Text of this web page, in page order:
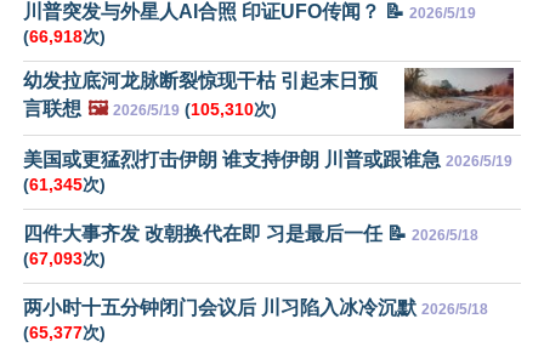
川普突发与外星人AI合照 印证UFO传闻？ 📝 2026/5/19
(66,918次)
幼发拉底河龙脉断裂惊现干枯 引起末日预
言联想 🖼️ 2026/5/19 (105,310次)
美国或更猛烈打击伊朗 谁支持伊朗 川普或跟谁急 2026/5/19
(61,345次)
四件大事齐发 改朝换代在即 习是最后一任 📝 2026/5/18
(67,093次)
两小时十五分钟闭门会议后 川习陷入冰冷沉默 2026/5/18
(65,377次)